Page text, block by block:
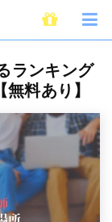
キング時期・運勢・吉
ランキング
料あり】